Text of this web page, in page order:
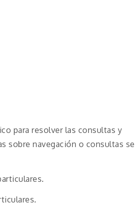
para resolver las consultas y
sobre navegación o consultas se